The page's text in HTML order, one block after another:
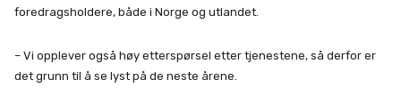
foredragsholdere, både i Norge og utlandet.
– Vi opplever også høy etterspørsel etter tjenestene, så derfor er
det grunn til å se lyst på de neste årene.